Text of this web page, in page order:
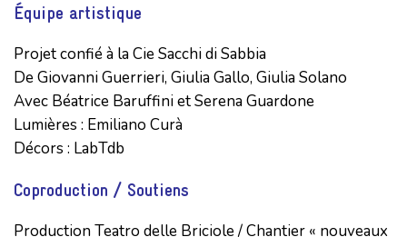
Équipe artistique
Projet confié à la Cie Sacchi di Sabbia
De Giovanni Guerrieri, Giulia Gallo, Giulia Solano
Avec Béatrice Baruffini et Serena Guardone
Lumières : Emiliano Curà
Décors : LabTdb
Coproduction / Soutiens
Production Teatro delle Briciole / Chantier « nouveaux